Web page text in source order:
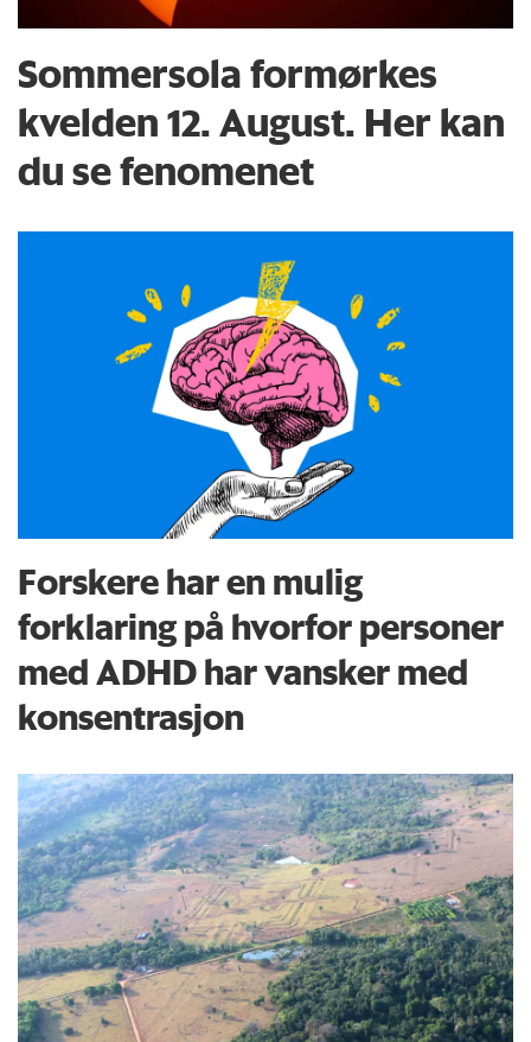
Sommersola formørkes
kvelden 12. August. Her kan
du se fenomenet
Forskere har en mulig
forklaring på hvorfor personer
med ADHD har vansker med
konsentrasjon